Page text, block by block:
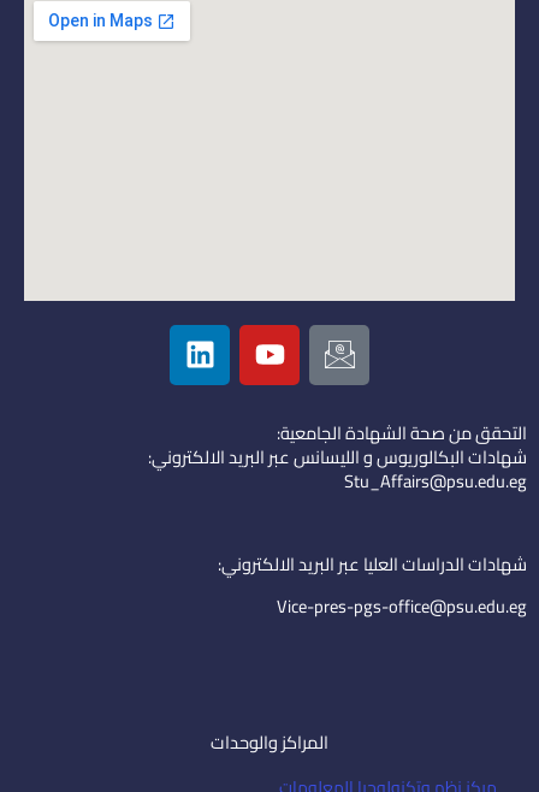
I
c
o
n
-
e
i
l
Y
o
u
u
b
L
i
n
e
d
التحقق من صحة الشهادة الجامعية:
شهادات البكالوريوس و الليسانس عبر البريد الالكتروني:
Stu_Affairs@psu.edu.eg
شهادات الدراسات العليا عبر البريد الالكتروني:
Vice-pres-pgs-office@psu.edu.eg
المراكز والوحدات